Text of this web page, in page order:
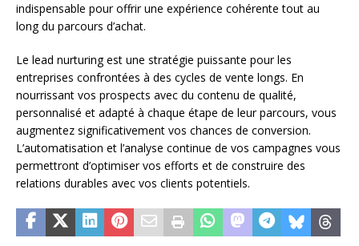
indispensable pour offrir une expérience cohérente tout au
long du parcours d’achat.
Le lead nurturing est une stratégie puissante pour les
entreprises confrontées à des cycles de vente longs. En
nourrissant vos prospects avec du contenu de qualité,
personnalisé et adapté à chaque étape de leur parcours, vous
augmentez significativement vos chances de conversion.
L’automatisation et l’analyse continue de vos campagnes vous
permettront d’optimiser vos efforts et de construire des
relations durables avec vos clients potentiels.